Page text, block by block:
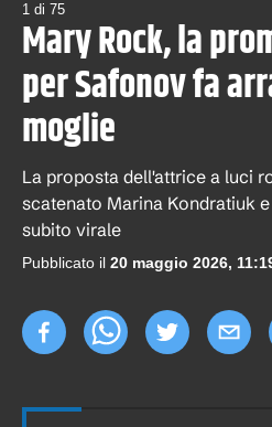
1 di 75
Mary Rock, la
per Safonov fa
moglie
La proposta dell'attrice a luci
scatenato Marina Kondratiuk
subito virale
Pubblicato il 20 maggio 2026,